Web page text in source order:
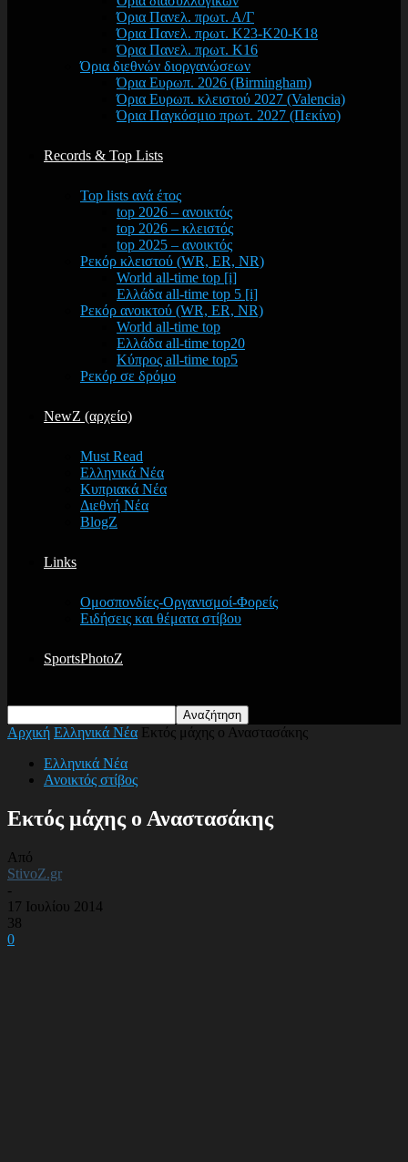
Όρια Πανελ. πρωτ. Α/Γ
Όρια Πανελ. πρωτ. Κ23-Κ20-Κ18
Όρια Πανελ. πρωτ. Κ16
Όρια διεθνών διοργανώσεων
Όρια Ευρωπ. 2026 (Birmingham)
Όρια Ευρωπ. κλειστού 2027 (Valencia)
Όρια Παγκόσμιο πρωτ. 2027 (Πεκίνο)
Records & Top Lists
Top lists ανά έτος
top 2026 – ανοικτός
top 2026 – κλειστός
top 2025 – ανοικτός
Ρεκόρ κλειστού (WR, ER, NR)
World all-time top [i]
Ελλάδα all-time top 5 [i]
Ρεκόρ ανοικτού (WR, ER, NR)
World all-time top
Ελλάδα all-time top20
Κύπρος all-time top5
Ρεκόρ σε δρόμο
NewZ (αρχείο)
Must Read
Ελληνικά Νέα
Κυπριακά Νέα
Διεθνή Νέα
BlogZ
Links
Ομοσπονδίες-Οργανισμοί-Φορείς
Ειδήσεις και θέματα στίβου
SportsPhotoZ
Αρχική Ελληνικά Νέα Εκτός μάχης ο Αναστασάκης
Ελληνικά Νέα
Ανοικτός στίβος
Εκτός μάχης ο Αναστασάκης
Από
StivoZ.gr
-
17 Ιουλίου 2014
38
0